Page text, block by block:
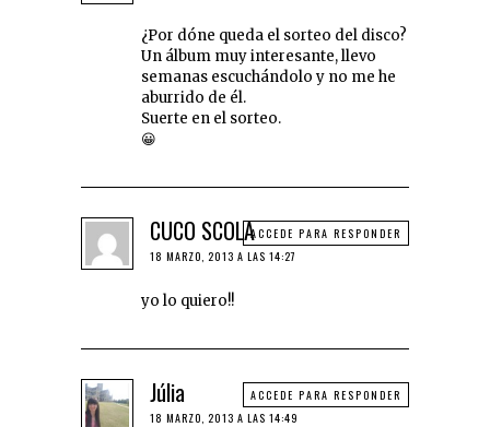
¿Por dóne queda el sorteo del disco?
Un álbum muy interesante, llevo
semanas escuchándolo y no me he
aburrido de él.
Suerte en el sorteo.
😀
CUCO SCOLA
18 MARZO, 2013 A LAS 14:27
yo lo quiero!!
ACCEDE PARA RESPONDER
Júlia
18 MARZO, 2013 A LAS 14:49
ACCEDE PARA RESPONDER